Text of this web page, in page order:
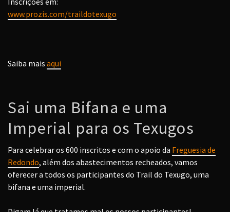
www.prozis.com/traildotexugo
Saiba mais aqui
Sai uma Bifana e uma
Imperial para os Texugos
Para celebrar os 600 inscritos e com o apoio da Freguesia de
Redondo, além dos abastecimentos recheados, vamos
oferecer a todos os participantes do Trail do Texugo, uma
bifana e uma imperial.